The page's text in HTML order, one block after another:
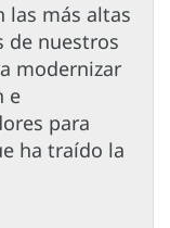
las más altas
de nuestros
modernizar
e
para
ha traído la